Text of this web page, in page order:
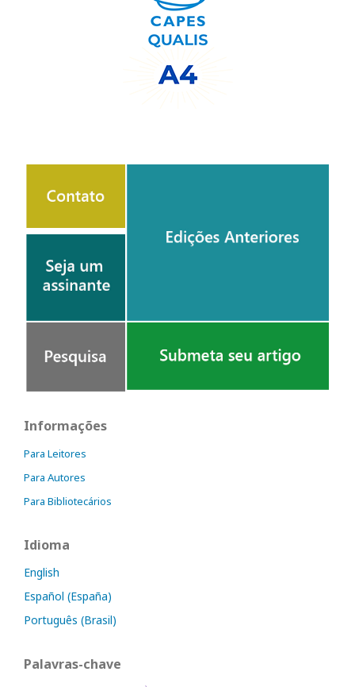
Informações
Para Leitores
Para Autores
Para Bibliotecários
Idioma
English
Español (España)
Português (Brasil)
Palavras-chave